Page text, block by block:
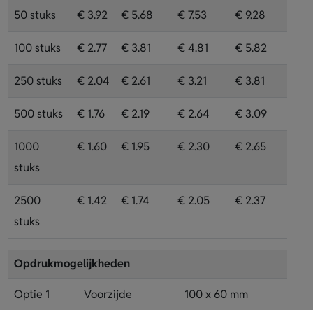
50 stuks € 3.92 € 5.68 € 7.53 € 9.28
100 stuks € 2.77 € 3.81 € 4.81 € 5.82
250 stuks € 2.04 € 2.61 € 3.21 € 3.81
500 stuks € 1.76 € 2.19 € 2.64 € 3.09
1000
stuks
€ 1.60 € 1.95 € 2.30 € 2.65
2500
stuks
€ 1.42 € 1.74 € 2.05 € 2.37
Opdrukmogelijkheden
Optie 1 Voorzijde 100 x 60 mm